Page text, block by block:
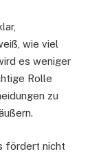
wie viel
es weniger
Rolle
zu
fördert nicht